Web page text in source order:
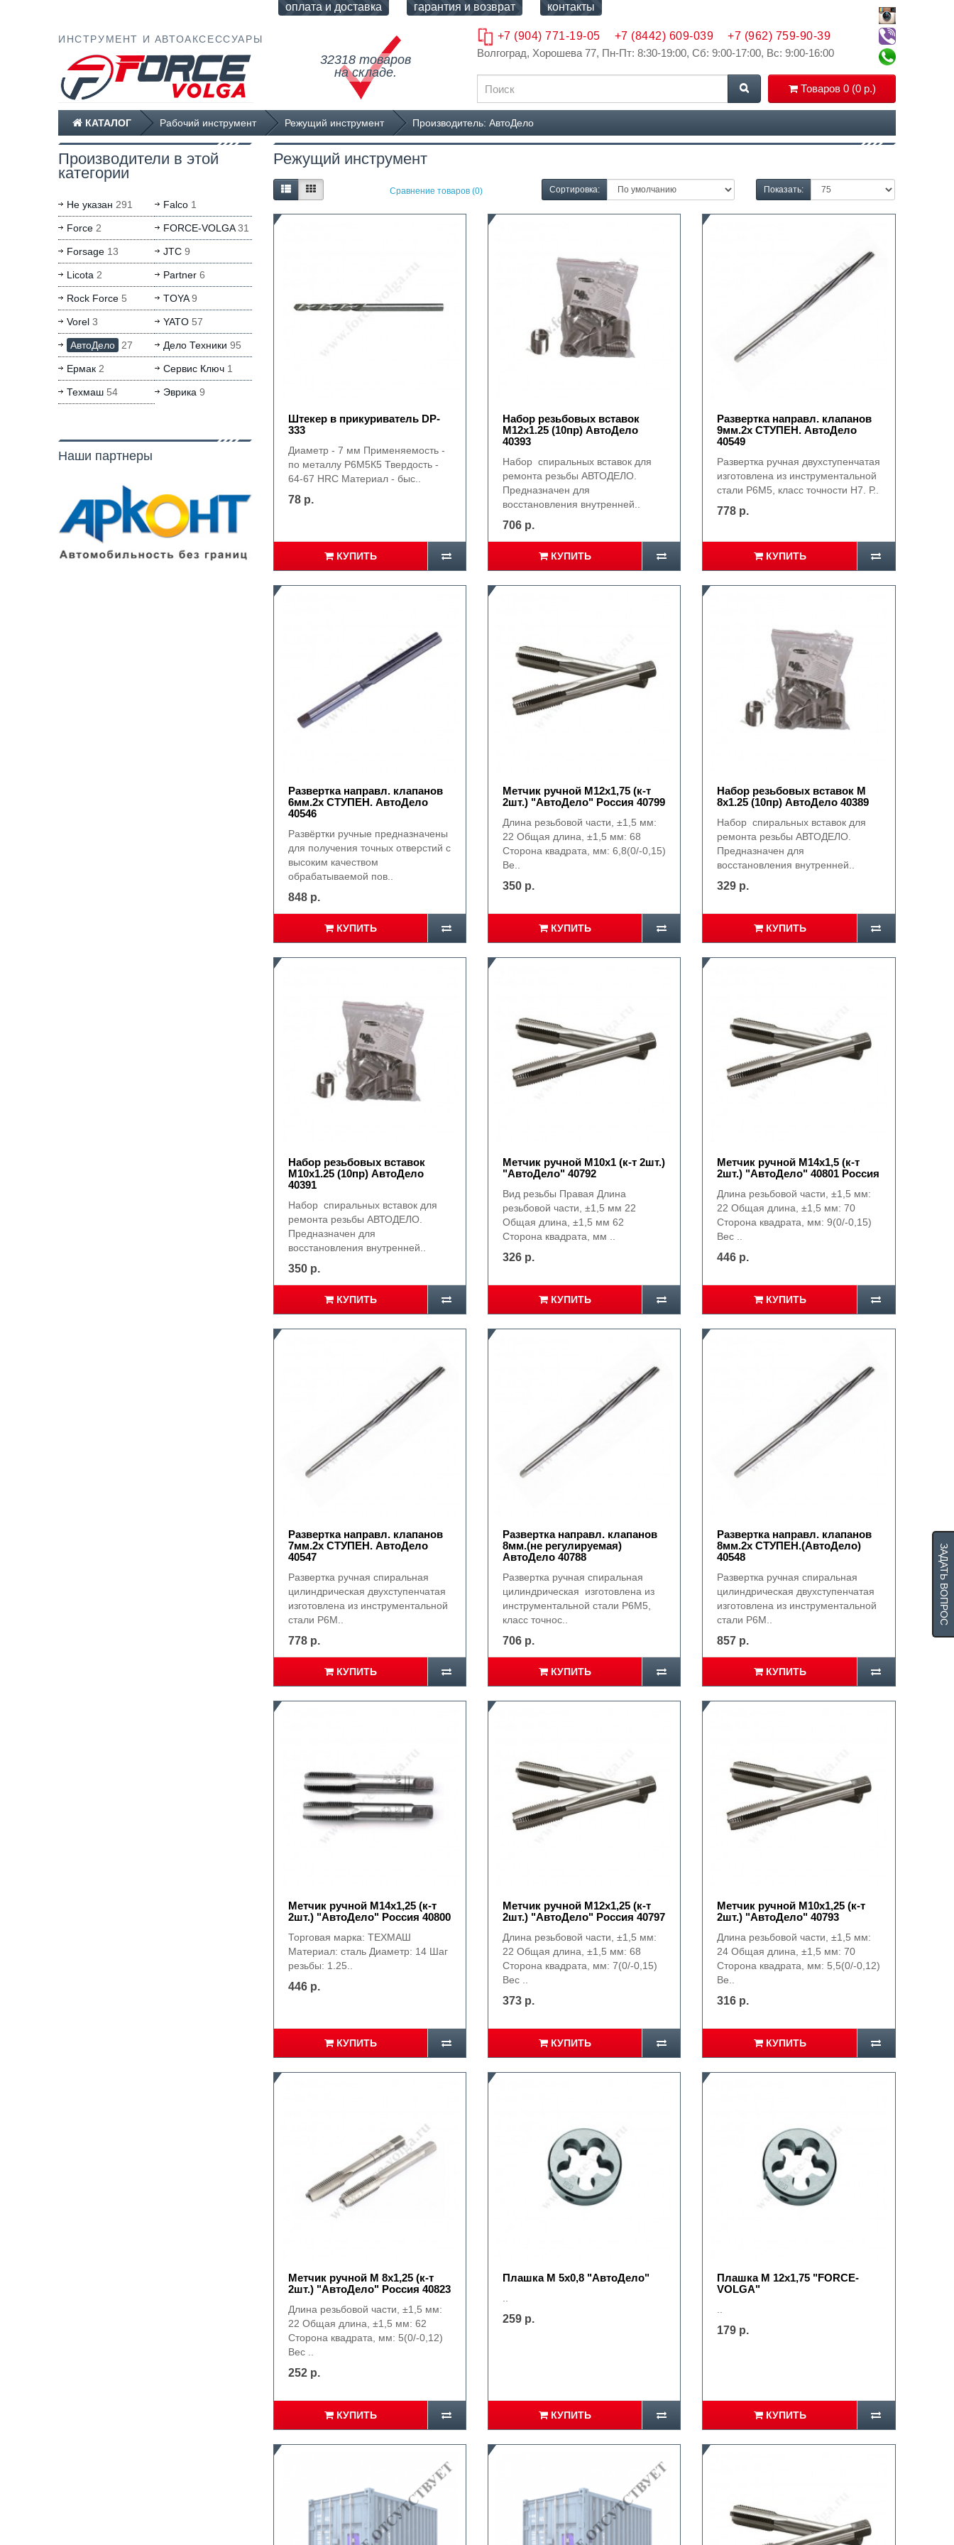
ИНСТРУМЕНТ И АВТОАКСЕССУАРЫ
оплата и доставка гарантия и возврат контакты
Волгоград, Хорошева 77, Пн-Пт: 8:30-19:00, Сб: 9:00-17:00, Вс: 9:00-16:00
Товаров 0 (0 р.)
32318 товаров
на складе.
+7 (904) 771-19-05 +7 (8442) 609-039 +7 (962) 759-90-39
КАТАЛОГ Рабочий инструмент Режущий инструмент Производитель: АвтоДело
Производители в этой
категории
Не указан 291 Falco 1
Force 2 FORCE-VOLGA31
Forsage 13 JTC 9
Licota 2 Partner 6
Rock Force 5 TOYA9
Vorel 3 YATO 57
АвтоДело 27 Дело Техники 95
Ермак 2 Сервис Ключ 1
Техмаш 54 Эврика 9
Наши партнеры
Режущий инструмент
Сравнение товаров (0) Сортировка: Показать:
Штекер в прикуриватель DP-
333
Диаметр - 7 мм Применяемость -
по металлу Р6М5К5 Твердость -
64-67 HRC Материал - быс..
78 р.
КУПИТЬ
Набор резьбовых вставок
М12х1.25 (10пр) АвтоДело
40393
Набор спиральных вставок для
ремонта резьбы АВТОДЕЛО.
Предназначен для
восстановления внутренней..
706 р.
КУПИТЬ
Развертка направл. клапанов
9мм.2х СТУПЕН. АвтоДело
40549
Развертка ручная двухступенчатая
изготовлена из инструментальной
стали P6M5, класс точности H7. Р..
778 р.
КУПИТЬ
Развертка направл. клапанов
6мм.2х СТУПЕН. АвтоДело
40546
Развёртки ручные предназначены
для получения точных отверстий с
высоким качеством
обрабатываемой пов..
848 р.
КУПИТЬ
Метчик ручной М12х1,75 (к-т
2шт.) "АвтоДело" Россия 40799
Длина резьбовой части, ±1,5 мм:
22 Общая длина, ±1,5 мм: 68
Сторона квадрата, мм: 6,8(0/-0,15)
Ве..
350 р.
КУПИТЬ
Набор резьбовых вставок М
8х1.25 (10пр) АвтоДело 40389
Набор спиральных вставок для
ремонта резьбы АВТОДЕЛО.
Предназначен для
восстановления внутренней..
329 р.
КУПИТЬ
Набор резьбовых вставок
М10х1.25 (10пр) АвтоДело
40391
Набор спиральных вставок для
ремонта резьбы АВТОДЕЛО.
Предназначен для
восстановления внутренней..
350 р.
КУПИТЬ
Метчик ручной М10х1 (к-т 2шт.)
"АвтоДело" 40792
Вид резьбы Правая Длина
резьбовой части, ±1,5 мм 22
Общая длина, ±1,5 мм 62
Сторона квадрата, мм ..
326 р.
КУПИТЬ
Метчик ручной М14х1,5 (к-т
2шт.) "АвтоДело" 40801 Россия
Длина резьбовой части, ±1,5 мм:
22 Общая длина, ±1,5 мм: 70
Сторона квадрата, мм: 9(0/-0,15)
Вес ..
446 р.
КУПИТЬ
Развертка направл. клапанов
7мм.2х СТУПЕН. АвтоДело
40547
Развертка ручная спиральная
цилиндрическая двухступенчатая
изготовлена из инструментальной
стали P6M..
778 р.
КУПИТЬ
Развертка направл. клапанов
8мм.(не регулируемая)
АвтоДело 40788
Развертка ручная спиральная
цилиндрическая изготовлена из
инструментальной стали P6M5,
класс точнос..
706 р.
КУПИТЬ
Развертка направл. клапанов
8мм.2х СТУПЕН.(АвтоДело)
40548
Развертка ручная спиральная
цилиндрическая двухступенчатая
изготовлена из инструментальной
стали P6M..
857 р.
КУПИТЬ
Метчик ручной М14х1,25 (к-т
2шт.) "АвтоДело" Россия 40800
Торговая марка: ТЕХМАШ
Материал: сталь Диаметр: 14 Шаг
резьбы: 1.25..
446 р.
КУПИТЬ
Метчик ручной М12х1,25 (к-т
2шт.) "АвтоДело" Россия 40797
Длина резьбовой части, ±1,5 мм:
22 Общая длина, ±1,5 мм: 68
Сторона квадрата, мм: 7(0/-0,15)
Вес ..
373 р.
КУПИТЬ
Метчик ручной М10х1,25 (к-т
2шт.) "АвтоДело" 40793
Длина резьбовой части, ±1,5 мм:
24 Общая длина, ±1,5 мм: 70
Сторона квадрата, мм: 5,5(0/-0,12)
Ве..
316 р.
КУПИТЬ
Метчик ручной М 8х1,25 (к-т
2шт.) "АвтоДело" Россия 40823
Длина резьбовой части, ±1,5 мм:
22 Общая длина, ±1,5 мм: 62
Сторона квадрата, мм: 5(0/-0,12)
Вес ..
252 р.
КУПИТЬ
Плашка М 5х0,8 "АвтоДело"
259 р.
КУПИТЬ
Плашка М 12х1,75 "FORCE-
VOLGA"
179 р.
КУПИТЬ
ЗАДАТЬ ВОПРОС